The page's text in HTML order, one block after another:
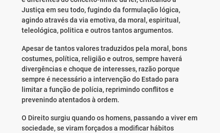
Justiça em seu todo, fugindo da formulação lógica,
agindo através da via emotiva, da moral, espiritual,
teleológica, politica e outros tantos argumentos.
Apesar de tantos valores traduzidos pela moral, bons
costumes, política, religião e outros, sempre haverá
divergências e choque de interesses, razão porque
sempre é necessário a intervenção do Estado para
limitar a função de polícia, reprimindo conflitos e
prevenindo atentados à ordem.
O Direito surgiu quando os homens, passando a viver em
sociedade, se viram forçados a modificar hábitos